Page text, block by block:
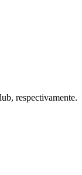
respectivamente.